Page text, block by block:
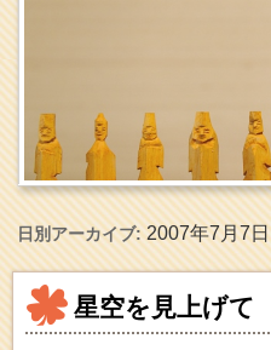
日別アーカイブ:2007年7月7日
星空を見上げて